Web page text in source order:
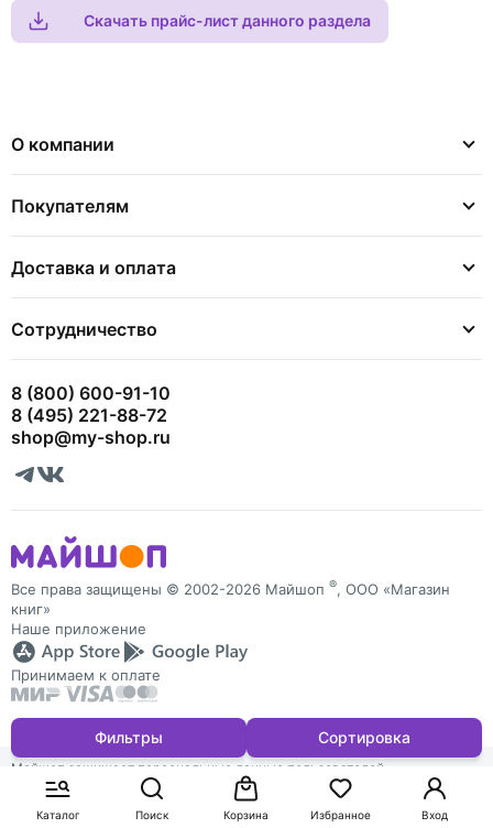
Каталог Поиск Вход
Избранное
Корзина
Скачать прайс-лист данного раздела
Фильтры Сортировка
О компании
Покупателям
Доставка и оплата
Сотрудничество
8 (800) 600-91-10
8 (495) 221-88-72
shop@my-shop.ru
Все права защищены © 2002-2026 Майшоп ®, ООО «Магазин
книг»
Наше приложение
Принимаем к оплате
Майшоп защищает персональные данные пользователей
и обрабатывает Cookies для персонализации сервисов. Запретить
обработку Cookies можно в настройках браузера